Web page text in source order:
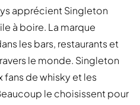
apprécient Singleton
à boire. La marque
les bars, restaurants et
le monde. Singleton
fans de whisky et les
le choisissent pour